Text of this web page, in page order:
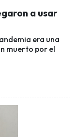
a usar
era una
muerto por el